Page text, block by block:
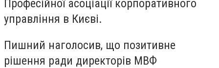
Професійної асоціації корпоративного
управління в Києві.
Пишний наголосив, що позитивне
рішення ради директорів МВФ